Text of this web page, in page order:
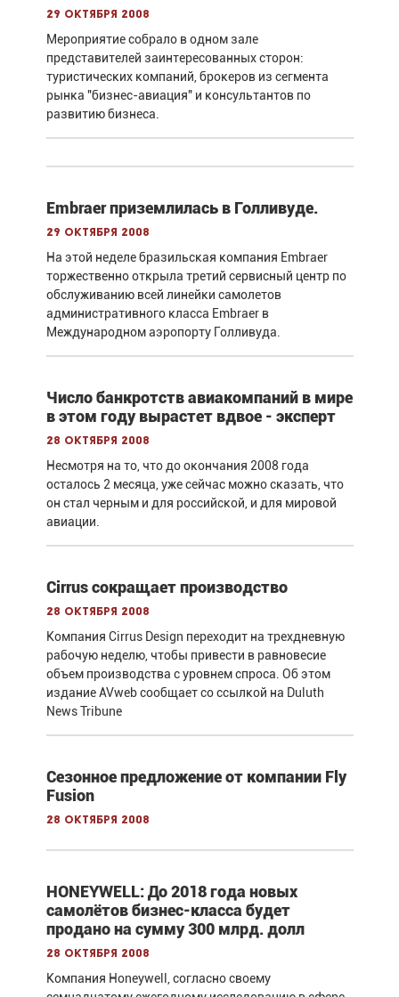
29 октября 2008
Мероприятие собрало в одном зале
представителей заинтересованных сторон:
туристических компаний, брокеров из сегмента
рынка "бизнес-авиация" и консультантов по
развитию бизнеса.
Embraer приземлилась в Голливуде.
29 октября 2008
На этой неделе бразильская компания Embraer
торжественно открыла третий сервисный центр по
обслуживанию всей линейки самолетов
административного класса Embraer в
Международном аэропорту Голливуда.
Число банкротств авиакомпаний в мире
в этом году вырастет вдвое - эксперт
28 октября 2008
Несмотря на то, что до окончания 2008 года
осталось 2 месяца, уже сейчас можно сказать, что
он стал черным и для российской, и для мировой
авиации.
Cirrus сокращает производство
28 октября 2008
Компания Cirrus Design переходит на трехдневную
рабочую неделю, чтобы привести в равновесие
объем производства с уровнем спроса. Об этом
издание AVweb сообщает со ссылкой на Duluth
News Tribune
Сезонное предложение от компании Fly
Fusion
28 октября 2008
HONEYWELL: До 2018 года новых
самолётов бизнес-класса будет
продано на сумму 300 млрд. долл
28 октября 2008
Компания Honeywell, согласно своему